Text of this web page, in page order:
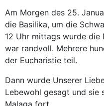
Am Morgen des 25.
die Basilika, um die
12 Uhr mittags wurde die
war randvoll. Mehrere
der Eucharistie teil.
Dann wurde Unserer
Lebewohl gesagt und sie